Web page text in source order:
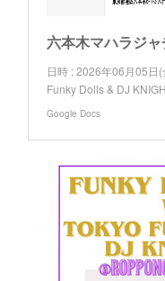
日時 : 2026年06月05日
Funky Dolls & DJ
Google Docs